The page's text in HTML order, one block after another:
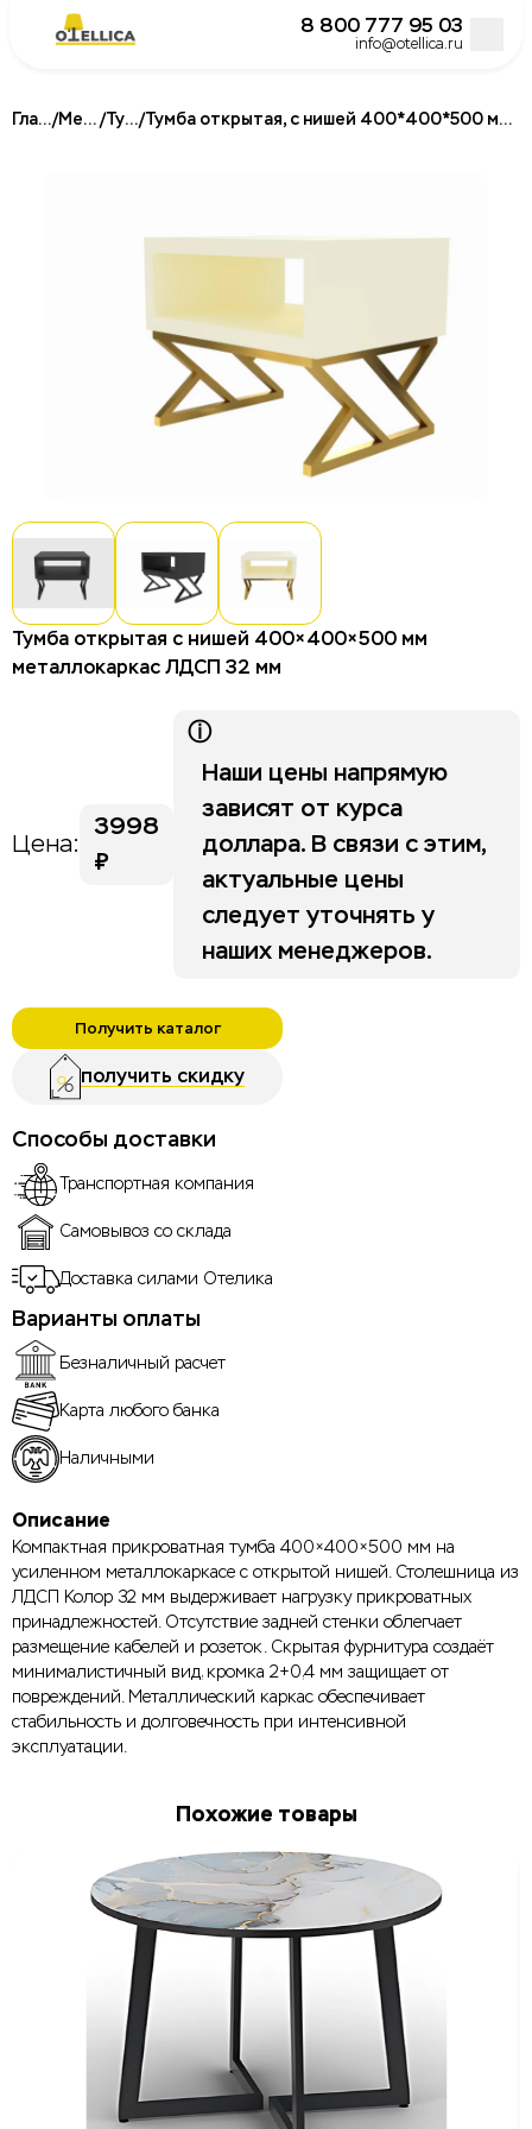
8 800 777 95 03
info@otellica.ru
Постельное белье для гостиниц и отелей
Наматрасники и топперы
Халаты для отелей и гостиниц
Полотенца для гостиниц и отелей
Матрасы для отелей и гостиниц
Столы для отелей и гостиниц
Стулья для отелей и гостиниц
Тумбы для отелей и гостиниц
Изголовья
Шкафы для отелей и гостиниц
Life category A
Stripe
Главная/ Мебель/ Тумбы/ Тумба открытая, с нишей 400*400*500 металлокаркас, для гостиниц
Тумба открытая с нишей 400×400×500 мм
металлокаркас ЛДСП 32 мм
Цена:
3998
₽
ⓘ
Наши цены напрямую
зависят от курса
доллара. В связи с этим,
актуальные цены
следует уточнять у
наших менеджеров.
Получить каталог
получить скидку
Способы доставки
Транспортная компания
Самовывоз со склада
Доставка силами Отелика
Варианты оплаты
Безналичный расчет
Карта любого банка
Наличными
Описание
Компактная прикроватная тумба 400×400×500 мм на
усиленном металлокаркасе с открытой нишей. Столешница из
ЛДСП Колор 32 мм выдерживает нагрузку прикроватных
принадлежностей. Отсутствие задней стенки облегчает
размещение кабелей и розеток. Скрытая фурнитура создаёт
минималистичный вид, кромка 2+0,4 мм защищает от
повреждений. Металлический каркас обеспечивает
стабильность и долговечность при интенсивной
эксплуатации.
Похожие товары